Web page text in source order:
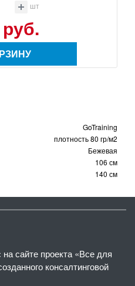
шт
GoTraining
плотность 80 гр/м2
Бежевая
106 см
140 см
сайте проекта «Все для
консалтинговой